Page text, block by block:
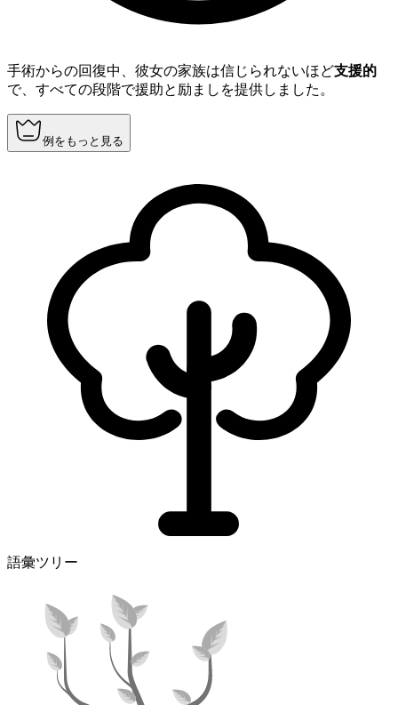
手術からの回復中、彼女の家族は信じられないほど支援的
で、すべての段階で援助と励ましを提供しました。
例をもっと見る
語彙ツリー